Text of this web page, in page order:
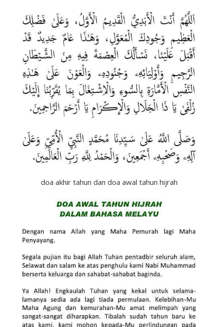
doa akhir tahun dan doa awal tahun hijrah